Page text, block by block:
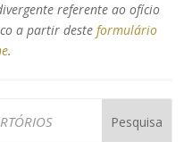
referente ao ofício
a partir deste formulário
.